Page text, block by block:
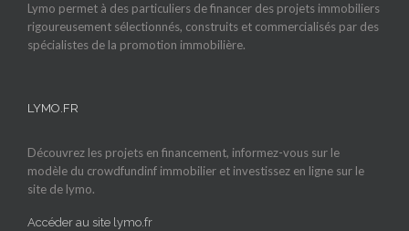
Lymo permet à des particuliers de financer des projets immobiliers
rigoureusement sélectionnés, construits et commercialisés par des
spécialistes de la promotion immobilière.
LYMO.FR
Découvrez les projets en financement, informez-vous sur le
modèle du crowdfundinf immobilier et investissez en ligne sur le
site de lymo.
Accéder au site lymo.fr